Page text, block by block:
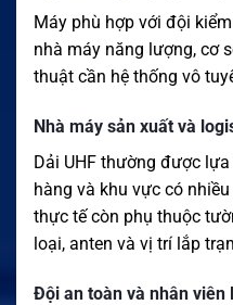
Máy phù hợp với đội
nhà máy năng lượng, cơ
thuật cần hệ thống vô
Nhà máy sản xuất và
Dải UHF thường được
hàng và khu vực có
thực tế còn phụ thuộc
loại, anten và vị trí lắp
Đội an toàn và nhân viên